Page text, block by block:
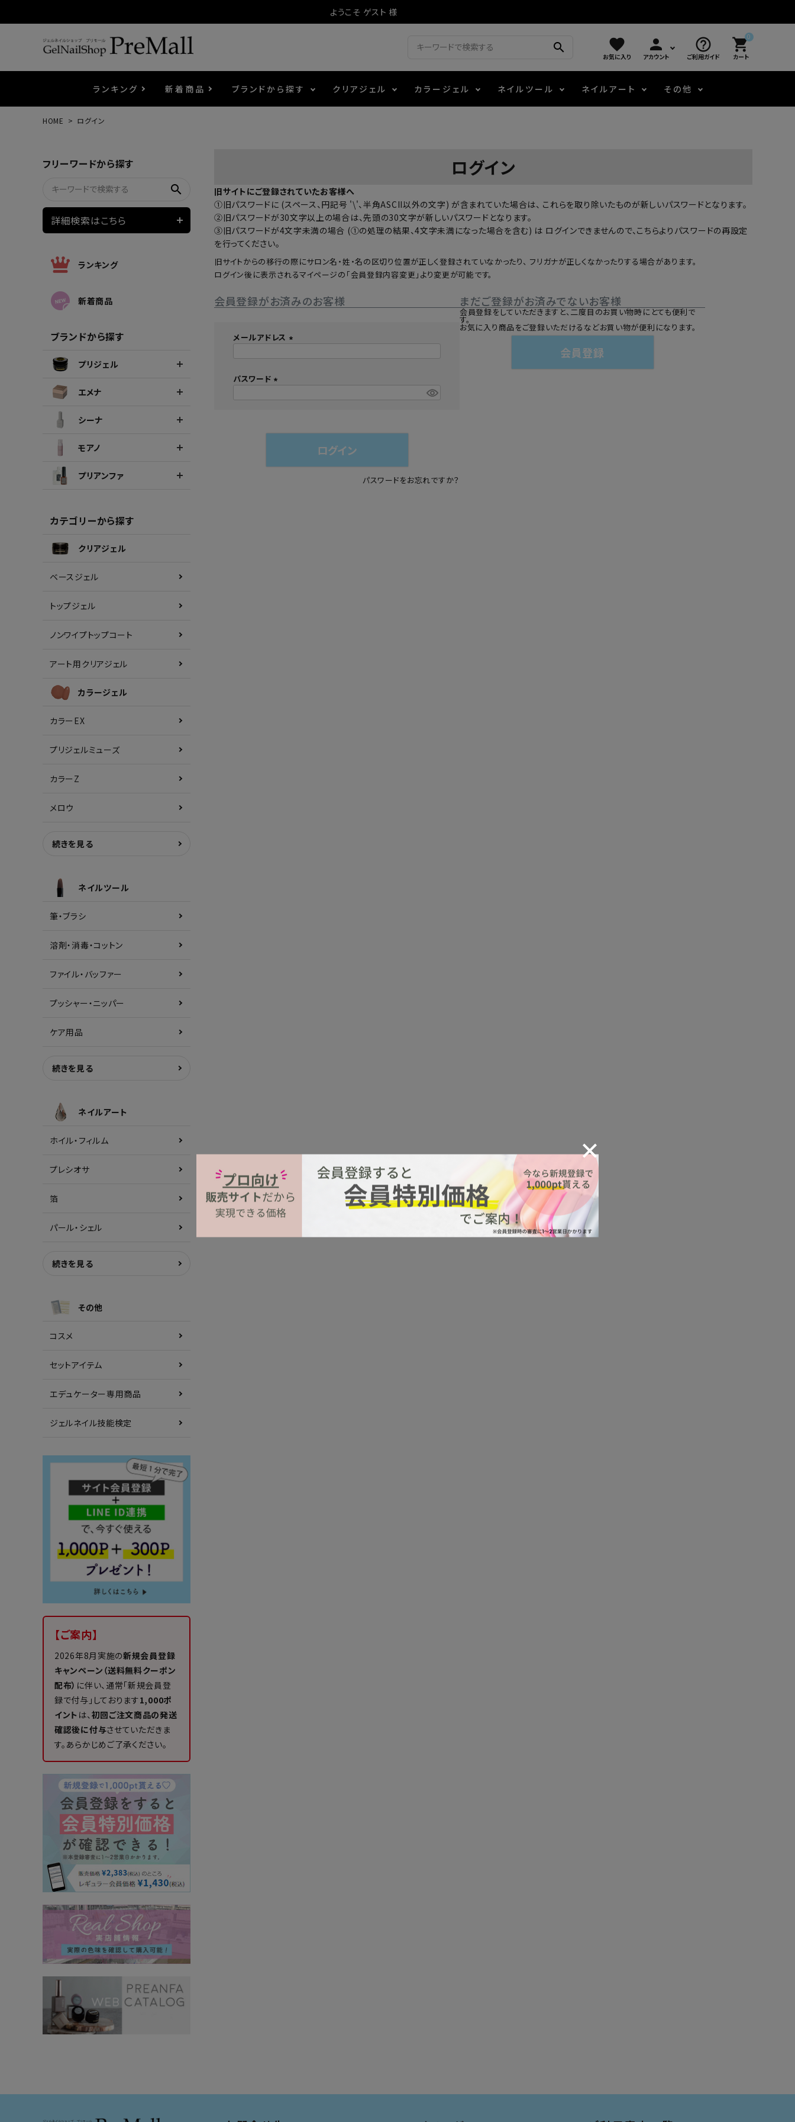
ようこそ ゲスト 様
search favorite
お気に入り
person
アカウント
help_outline
ご利用ガイド
0
shopping_cart
カート
ランキング 新着商品 ブランドから探す クリアジェル カラージェル
マグネティフラッシュジェル
ウェービージェル 3Dクレイジェル テラコッタジェル ニュアンスジェル
ファージェル
ネイルツール
チャート・チップ関連
ネイルマシン LEDライト その他施術アイテム
ネイルアート
レジン・モールド
その他
HOME ログイン
フリーワードから探す
search
詳細検索はこちら
ランキング
新着商品
ブランドから探す
プリジェル
エメナ
シーナ
モアノ
プリアンファ
カテゴリーから探す
クリアジェル
ベースジェル
トップジェル
ノンワイプトップコート
アート用クリアジェル
カラージェル
カラーEX
プリジェルミューズ
カラーZ
メロウ
続きを見る
ネイルツール
筆・ブラシ
溶剤・消毒・コットン
ファイル・バッファー
プッシャー・ニッパー
ケア用品
続きを見る
ネイルアート
ホイル・フィルム
プレシオサ
箔
パール・シェル
続きを見る
その他
コスメ
セットアイテム
エデュケーター専用商品
ジェルネイル技能検定
【ご案内】
2026年8月実施の新規会員登録
キャンペーン（送料無料クーポン
配布） に伴い、通常「新規会員登
録で付与」しております1,000ポ
イント は、初回ご注文商品の発送
確認後に付与させていただきま
す。あらかじめご了承ください。
ログイン
旧サイトにご登録されていたお客様へ
①旧パスワードに (スペース、円記号 '\'、半角ASCII以外の文字) が含まれていた場合は、 これらを取り除いたものが新しいパスワードとなります。
②旧パスワードが30文字以上の場合は、先頭の30文字が新しいパスワードとなります。
③旧パスワードが4文字未満の場合 (①の処理の結果、4文字未満になった場合を含む) は ログインできませんので、こちらよりパスワードの再設定
を行ってください。
旧サイトからの移行の際にサロン名・姓・名の区切り位置が正しく登録されていなかったり、 フリガナが正しくなかったりする場合があります。
ログイン後に表示されるマイページの「会員登録内容変更」より変更が可能です。
会員登録がお済みのお客様
メールアドレス
)
パスワード
ログイン
パスワードをお忘れですか？
まだご登録がお済みでないお客様
会員登録をしていただきますと、二度目のお買い物時にとても便利で
す。
お気に入り商品をご登録いただけるなどお買い物が便利になります。
会員登録